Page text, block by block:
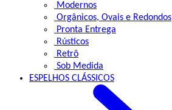
Modernos
Orgânicos, Ovais e Redondos
Pronta Entrega
Rústicos
Retrô
Sob Medida
ESPELHOS CLÁSSICOS